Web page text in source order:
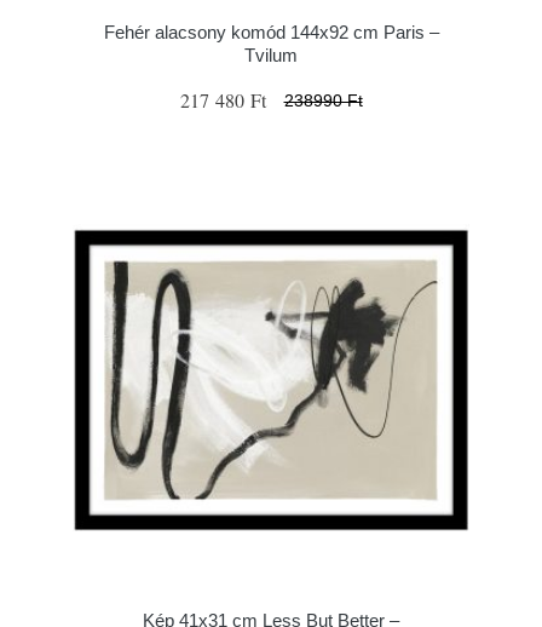
Fehér alacsony komód 144x92 cm Paris –
Tvilum
217 480 Ft 238990 Ft
Kép 41x31 cm Less But Better –